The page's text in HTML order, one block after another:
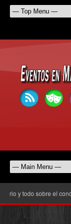
y todo sobre el